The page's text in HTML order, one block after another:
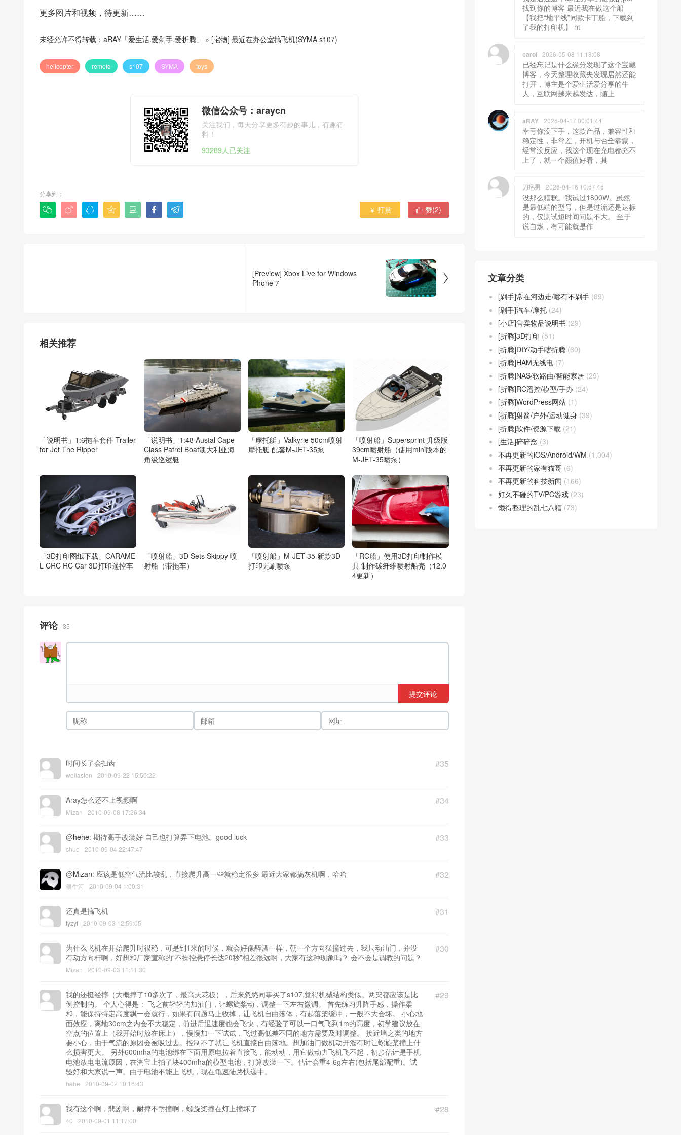
更多图片和视频，待更新……
未经允许不得转载： aRAY「爱生活.爱剁手.爱折腾」 » [宅物] 最近在办公室搞飞机(SYMA s107)
helicopter remote s107 SYMA toys
微信公众号：araycn
关注我们，每天分享更多有趣的事儿，有趣有
料！
93289人已关注
分享到：
        赞(2)
 打赏

[Preview] Xbox Live for Windows
Phone 7
相关推荐
「说明书」1:6拖车套件 Trailer
for Jet The Ripper
「说明书」1:48 Austal Cape
Class Patrol Boat澳大利亚海
角级巡逻艇
「摩托艇」Valkyrie 50cm喷射
摩托艇 配套M-JET-35泵
「喷射船」Supersprint 升级版
39cm喷射船（使用mini版本的
M-JET-35喷泵）
「3D打印图纸下载」CARAME
L CRC RC Car 3D打印遥控车
「喷射船」3D Sets Skippy 喷
射船（带拖车）
「喷射船」M-JET-35 新款3D
打印无刷喷泵
「RC船」使用3D打印制作模
具 制作碳纤维喷射船壳（12.0
4更新）
评论 35
提交评论
#35
时间长了会扫齿
wollaston 2010-09-22 15:50:22
#34
Aray怎么还不上视频啊
Mizan 2010-09-08 17:26:34
#33
@hehe: 期待高手改装好 自己也打算弄下电池。good luck
shuo 2010-09-04 22:47:47
#32
@Mizan: 应该是低空气流比较乱，直接爬升高一些就稳定很多 最近大家都搞灰机啊，哈哈
很牛河 2010-09-04 1:00:31
#31
还真是搞飞机
tyzyf 2010-09-03 12:59:05
#30
为什么飞机在开始爬升时很稳，可是到1米的时候，就会好像醉酒一样，朝一个方向猛撞过去，我只动油门，并没
有动方向杆啊，好想和厂家宣称的“不操控悬停长达20秒”相差很远啊，大家有这种现象吗？ 会不会是调教的问题？
Mizan 2010-09-03 11:11:30
#29
我的还挺经摔（大概摔了10多次了，最高天花板），后来忽悠同事买了s107,觉得机械结构类似。两架都应该是比
例控制的。 个人心得是： 飞之前轻轻的加油门，让螺旋桨动，调整一下左右微调。 首先练习升降手感，操作柔
和，能保持特定高度飘一会就行，如果有问题马上收掉，让飞机自由落体，有起落架缓冲，一般不大会坏。 小心地
面效应，离地30cm之内会不大稳定，前进后退速度也会飞快，有经验了可以一口气飞到1m的高度，初学建议放在
空点的位置上（我开始时放在床上），慢慢加一下试试，飞过高低差不同的地方需要及时调整。 接近墙之类的地方
要小心，由于气流的原因会被吸过去。控制不了就让飞机直接自由落地。想加油门做机动开溜有时让螺旋桨撞上什
么损害更大。 另外600mha的电池绑在下面用原电拉着直接飞，能动动，用它做动力飞机飞不起，初步估计是手机
电池放电电流原因，在淘宝上拍了块400mha的模型电池，打算改装一下。估计会重4-6g左右(包括尾部配重)。试
验好和大家说一声。由于电池不能上飞机，现在龟速陆路快递中。
hehe 2010-09-02 10:16:43
#28
我有这个啊，悲剧啊，耐摔不耐撞啊，螺旋桨撞在灯上撞坏了
40 2010-09-01 11:17:00
找到你的博客 最近我在做这个船
【我把“地平线”同款卡丁船，下载到
了我的打印机】 ht
carol 2026-05-08 11:18:08
已经忘记是什么缘分发现了这个宝藏
博客，今天整理收藏夹发现居然还能
打开，博主是个爱生活爱分享的牛
人，互联网越来越发达，随上
aRAY 2026-04-17 00:01:44
幸亏你没下手，这款产品，兼容性和
稳定性，非常差，开机与否全靠蒙，
经常没反应，我这个现在充电都充不
上了，就一个颜值好看，其
刀疤男 2026-04-16 10:57:45
没那么糟糕。我试过1800W。虽然
是最低端的型号，但是过流还是达标
的，仅测试短时间问题不大。 至于
说自燃，有可能就是作
文章分类
[剁手]常在河边走/哪有不剁手 (89)
[剁手]汽车/摩托 (24)
[小店]售卖物品说明书 (29)
[折腾]3D打印 (51)
[折腾]DIY/动手瞎折腾 (60)
[折腾]HAM无线电 (7)
[折腾]NAS/软路由/智能家居 (29)
[折腾]RC遥控/模型/手办 (24)
[折腾]WordPress网站 (1)
[折腾]射箭/户外/运动健身 (39)
[折腾]软件/资源下载 (21)
[生活]碎碎念 (3)
不再更新的iOS/Android/WM (1,004)
不再更新的家有猫哥 (6)
不再更新的科技新闻 (166)
好久不碰的TV/PC游戏 (23)
懒得整理的乱七八糟 (73)